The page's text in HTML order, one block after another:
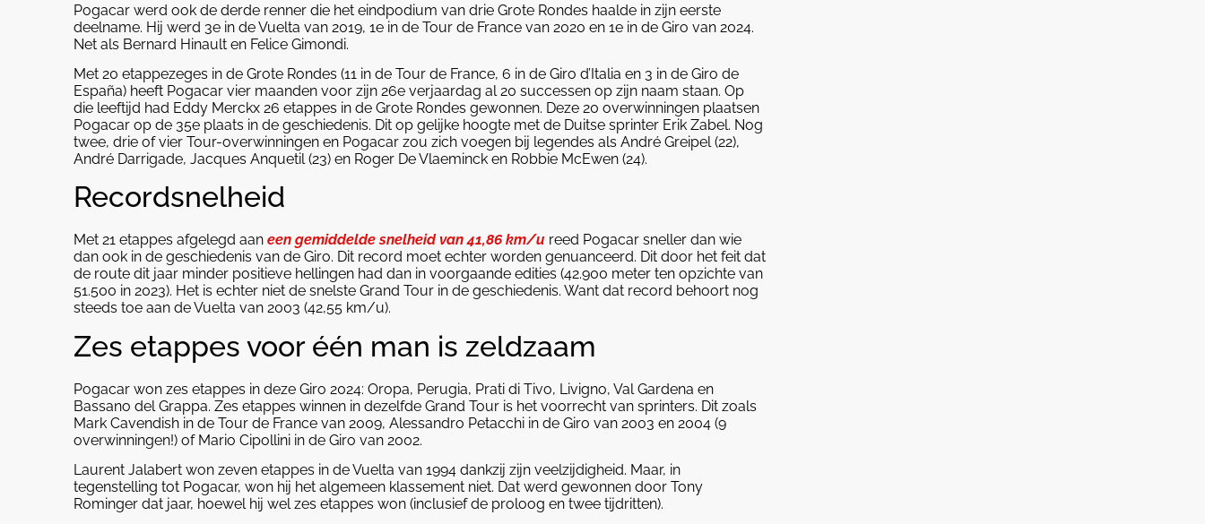
Pogacar werd ook de derde renner die het eindpodium van drie Grote Rondes haalde in zijn eerste
deelname. Hij werd 3e in de Vuelta van 2019, 1e in de Tour de France van 2020 en 1e in de Giro van 2024.
Net als Bernard Hinault en Felice Gimondi.
Met 20 etappezeges in de Grote Rondes (11 in de Tour de France, 6 in de Giro d’Italia en 3 in de Giro de
España) heeft Pogacar vier maanden voor zijn 26e verjaardag al 20 successen op zijn naam staan. Op
die leeftijd had Eddy Merckx 26 etappes in de Grote Rondes gewonnen. Deze 20 overwinningen plaatsen
Pogacar op de 35e plaats in de geschiedenis. Dit op gelijke hoogte met de Duitse sprinter Erik Zabel. Nog
twee, drie of vier Tour-overwinningen en Pogacar zou zich voegen bij legendes als André Greipel (22),
André Darrigade, Jacques Anquetil (23) en Roger De Vlaeminck en Robbie McEwen (24).
Recordsnelheid
Met 21 etappes afgelegd aan een gemiddelde snelheid van 41,86 km/u reed Pogacar sneller dan wie
dan ook in de geschiedenis van de Giro. Dit record moet echter worden genuanceerd. Dit door het feit dat
de route dit jaar minder positieve hellingen had dan in voorgaande edities (42.900 meter ten opzichte van
51.500 in 2023). Het is echter niet de snelste Grand Tour in de geschiedenis. Want dat record behoort nog
steeds toe aan de Vuelta van 2003 (42,55 km/u).
Zes etappes voor één man is zeldzaam
Pogacar won zes etappes in deze Giro 2024: Oropa, Perugia, Prati di Tivo, Livigno, Val Gardena en
Bassano del Grappa. Zes etappes winnen in dezelfde Grand Tour is het voorrecht van sprinters. Dit zoals
Mark Cavendish in de Tour de France van 2009, Alessandro Petacchi in de Giro van 2003 en 2004 (9
overwinningen!) of Mario Cipollini in de Giro van 2002.
Laurent Jalabert won zeven etappes in de Vuelta van 1994 dankzij zijn veelzijdigheid. Maar, in
tegenstelling tot Pogacar, won hij het algemeen klassement niet. Dat werd gewonnen door Tony
Rominger dat jaar, hoewel hij wel zes etappes won (inclusief de proloog en twee tijdritten).